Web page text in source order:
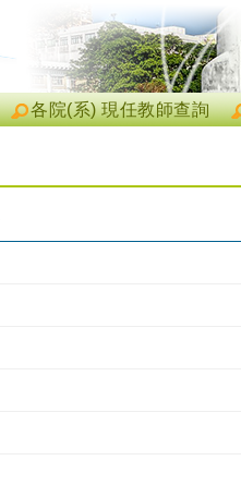
各院(系) 現任教師查詢